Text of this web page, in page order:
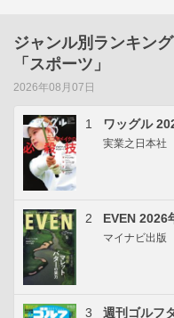
ジャンル別ランキング
「スポーツ」
2026年08月07日
1 ワッグル
実業之日本社
2 EVEN 2026
マイナビ出版
3
週刊ゴルフ